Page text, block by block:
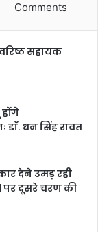
Comments
सहायक
डाॅ. धन सिंह रावत
देने उमड़ रही
पर दूसरे चरण की